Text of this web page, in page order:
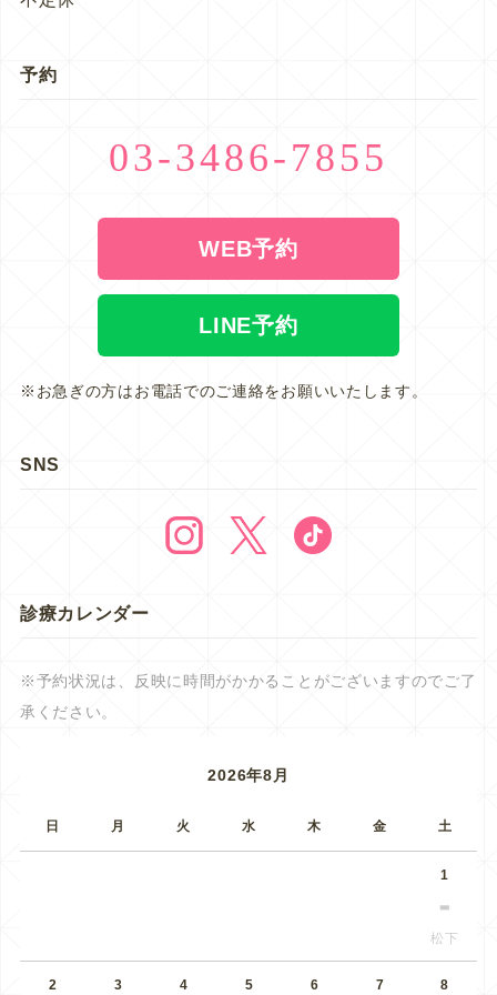
予約
03-3486-7855
WEB予約
LINE予約
※お急ぎの方はお電話でのご連絡をお願いいたします。
SNS
診療カレンダー
※予約状況は、反映に時間がかかることがございますのでご了
承ください。
2026年8月
日 月 火 水 木 金 土
1
松下
2 3 4 5 6 7 8